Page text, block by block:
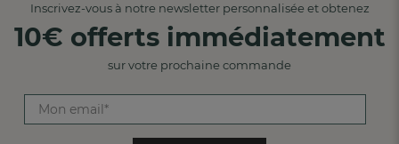
Inscrivez-vous à notre newsletter personnalisée et obtenez
10€ offerts immédiatement
sur votre prochaine commande